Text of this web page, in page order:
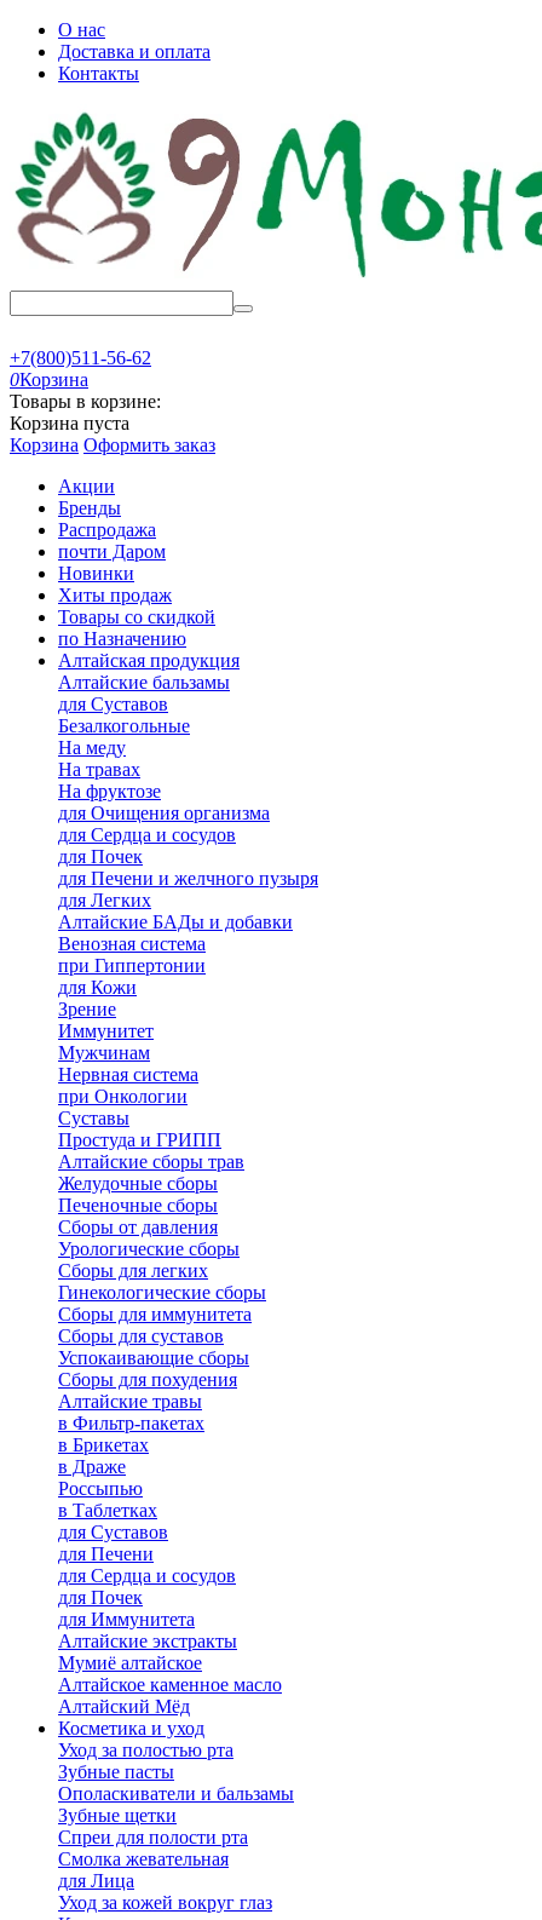
О нас
Доставка и оплата
Контакты
+7(800)511-56-62
0Корзина
Товары в корзине:
Корзина пуста
Корзина Оформить заказ
Акции
Бренды
Распродажа
почти Даром
Новинки
Хиты продаж
Товары со скидкой
по Назначению
Алтайская продукция
Алтайские бальзамы
для Суставов
Безалкогольные
На меду
На травах
На фруктозе
для Очищения организма
для Сердца и сосудов
для Почек
для Печени и желчного пузыря
для Легких
Алтайские БАДы и добавки
Венозная система
при Гиппертонии
для Кожи
Зрение
Иммунитет
Мужчинам
Нервная система
при Онкологии
Суставы
Простуда и ГРИПП
Алтайские сборы трав
Желудочные сборы
Печеночные сборы
Сборы от давления
Урологические сборы
Сборы для легких
Гинекологические сборы
Сборы для иммунитета
Сборы для суставов
Успокаивающие сборы
Сборы для похудения
Алтайские травы
в Фильтр-пакетах
в Брикетах
в Драже
Россыпью
в Таблетках
для Cуставов
для Печени
для Сердца и сосудов
для Почек
для Иммунитета
Алтайские экстракты
Мумиё алтайское
Алтайское каменное масло
Алтайский Мёд
Косметика и уход
Уход за полостью рта
Зубные пасты
Ополаскиватели и бальзамы
Зубные щетки
Спреи для полости рта
Смолка жевательная
для Лица
Уход за кожей вокруг глаз